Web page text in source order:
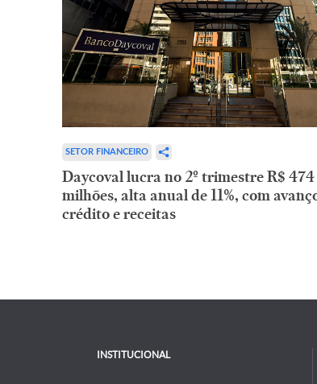
SETOR FINANCEIRO
Daycoval lucra no 2º trimestre R$ 474
milhões, alta anual de 11%, com
crédito e receitas
INSTITUCIONAL